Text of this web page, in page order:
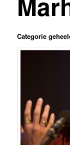
Categorie